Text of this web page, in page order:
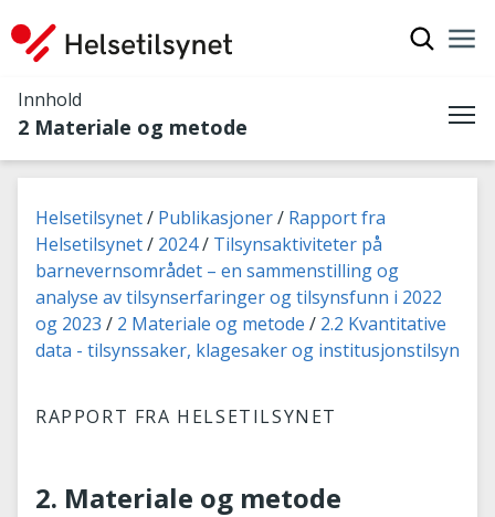
Innhold
2 Materiale og metode
Du er her:
Helsetilsynet Publikasjoner
Rapport fra
Helsetilsynet
2024
Tilsynsaktiviteter på
barnevernsområdet – en sammenstilling og
analyse av tilsynserfaringer og tilsynsfunn i 2022
og 2023
2 Materiale og metode
2.2 Kvantitative
data - tilsynssaker, klagesaker og institusjonstilsyn
RAPPORT FRA HELSETILSYNET
2. Materiale og metode